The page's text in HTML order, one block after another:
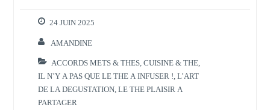
24 JUIN 2025
AMANDINE
ACCORDS METS & THES ,CUISINE & THE
IL N’Y A PAS QUE LE THE A INFUSER ! ,L’ART
DE LA DEGUSTATION ,LE THE PLAISIR A
PARTAGER